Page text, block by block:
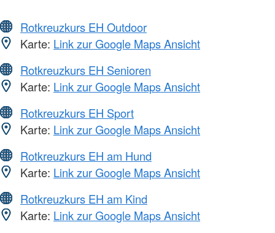
Rotkreuzkurs EH Outdoor
Karte: Link zur Google Maps Ansicht
Rotkreuzkurs EH Senioren
Karte: Link zur Google Maps Ansicht
Rotkreuzkurs EH Sport
Karte: Link zur Google Maps Ansicht
Rotkreuzkurs EH am Hund
Karte: Link zur Google Maps Ansicht
Rotkreuzkurs EH am Kind
Karte: Link zur Google Maps Ansicht